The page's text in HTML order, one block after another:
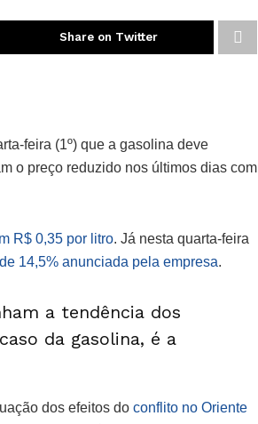
Share on Twitter
feira (1º) que a gasolina deve
o preço reduzido nos últimos dias com
R$ 0,35 por litro. Já nesta quarta-feira
14,5% anunciada pela empresa.
a tendência dos
da gasolina, é a
dos efeitos do conflito no Oriente